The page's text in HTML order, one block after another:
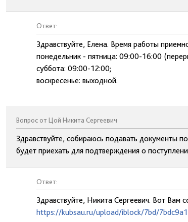
Ответ:
Здравствуйте, Елена. Время работы
понедельник - пятница: 09:00-16:00
суббота: 09:00-12:00;
воскресенье: выходной.
Вопрос от Цой Никита Сергеевич
Здравствуйте, собираюсь подавать документы
будет приехать для подтверждения о
Ответ:
Здравствуйте, Никита Сергеевич. Вот Вам
https://kubsau.ru/upload/iblock/7bd/